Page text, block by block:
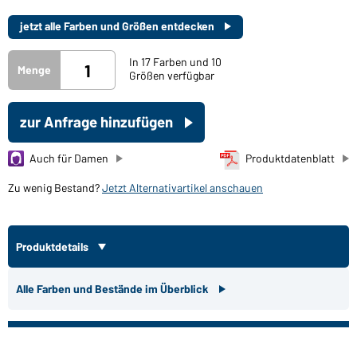
jetzt alle Farben und Größen entdecken
Menge
In 17 Farben und 10
Größen verfügbar
zur Anfrage hinzufügen
Produktdatenblatt
Auch für Damen
Zu wenig Bestand?Jetzt Alternativartikel anschauen
Produktdetails
Alle Farben und Bestände im Überblick